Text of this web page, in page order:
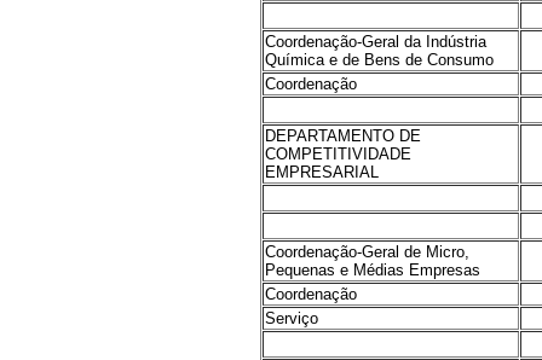
Coordenação-Geral da Indústria
Química e de Bens de Consumo
Coordenação
DEPARTAMENTO DE
COMPETITIVIDADE
EMPRESARIAL
Coordenação-Geral de Micro,
Pequenas e Médias Empresas
Coordenação
Serviço